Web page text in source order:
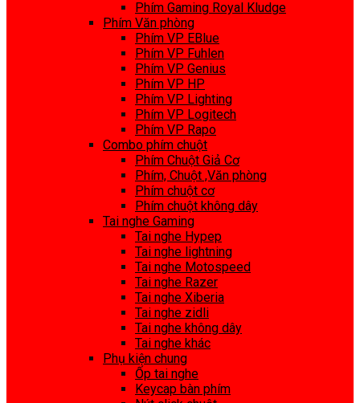
Phím Gaming Royal Kludge
Phím Văn phòng
Phím VP EBlue
Phím VP Fuhlen
Phím VP Genius
Phím VP HP
Phím VP Lighting
Phím VP Logitech
Phím VP Rapo
Combo phím chuột
Phím Chuột Giả Cơ
Phím, Chuột ,Văn phòng
Phím chuột cơ
Phím chuột không dây
Tai nghe Gaming
Tai nghe Hypep
Tai nghe lightning
Tai nghe Motospeed
Tai nghe Razer
Tai nghe Xiberia
Tai nghe zidli
Tai nghe không dây
Tai nghe khác
Phụ kiện chung
Ốp tai nghe
Keycap bàn phím